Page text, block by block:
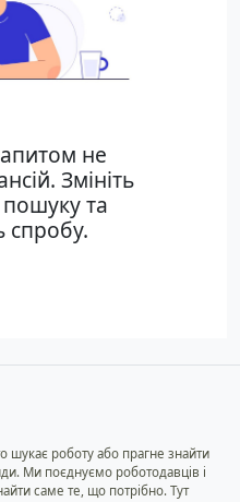
не
Змініть
та
спробу.
шукає роботу або прагне знайти
Ми поєднуємо роботодавців і
саме те, що потрібно. Тут